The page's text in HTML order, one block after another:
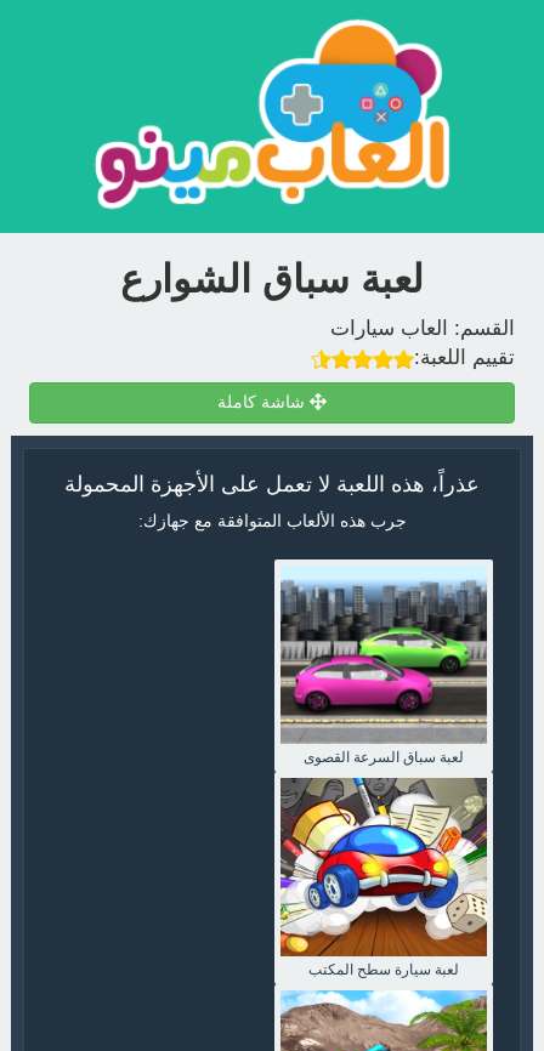
لعبة سباق الشوارع
القسم:
العاب سيارات
تقييم اللعبة:
شاشة كاملة
عذراً، هذه اللعبة لا تعمل على الأجهزة المحمولة
جرب هذه الألعاب المتوافقة مع جهازك:
لعبة سباق السرعة القصوى
لعبة سيارة سطح المكتب